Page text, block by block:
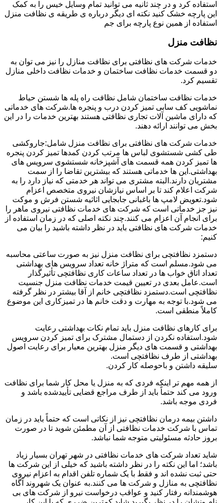
استفاده کرد و در چند ثانیه می توانید تمام وسایل خیس را به کمک
این پارچه خشک کنید نکته ای دیگر درباره ی طریقه ی نظافت منزل
استفاده از همین نوع پارچه برای جم
نظافت منزل
خدمات شرکت های نظافتی برای نظافت منازل را نیز می توان به
دو قسمت خدمات نظافت ساختمان و خدمات نظافت داخلی منازل
تقسیم کرد.
خدمات نظافت ساختمان شامل نظافت راه پله ها شستن حیاط
نماشویی کف سابی تمیز کردن درب و پنجره ها.شرکت های خدماتی
که دارای ماشین آلات تجاری نظافتی هستند بهترین خدمات را در این
بخش می توانند ارائه دهند.
خدمات شرکت های نظافتی برای نظافت منزل شامل:جاروکشی
طی کشی شستشوی لباس ها مرتب کردن کمدها تمیز کردن پنجره
ها تمیز کردن همه قسمت های آشپزخانه شستشوی سرویس های
بهداشتی.این ها خدماتی هستند که بیشترین تقاضا را از سمت
مشتریان دارند.البته مشتری می تواند هر خدمتی که نیاز دارد را به
شرکت اعلام کند تا بر اساس نیازشان نیروی متخصص اعزام
شود.تعویض لامپ ها باغبانی جابجایی اثاثیه شستن فرش و موکت
نیز جز خدماتی است که شرکت های خدمات نظافتی نیروی ماهر را
برای انجام آن اعزام می کنند.چند نکته اصلی که در زمان استفاده از
خدمات شرکت های نظافتی باید در نظر داشته باشید را بیان می
کنیم:
دستمزد نظافتچی برای نظافت منزل نیز به صورت ساعتی محاسبه
می شود.مسلم است که متراژ خانه تعداد سرویس های بهداشتی
تعداد اتاق خواب ها در تعداد ساعات کاری نظافتچی تأثیرگذار
است.عامل بعدی در تعیین قیمت خدمات نظافت منزل جنسیت
نظافتچی است.دستمزد نظافتچی خانم از آقا بیشتر در نظر گرفته
می شود.با توجه به مهارت و دقت خانم ها در تمیزکاری این موضوع
کاملاً منطقی است.
برای کارهای نظافت منزل باید تمام نکات بهداشتی رعایت
شود.استفاده نکردن از دستمال مشترک برای تمیز کردن سرویس
بهداشتی و قسمت های دیگر منزل بهترین معیار برای رعایت اصول
بهداشتی از طرف نظافتچی است.
سلیقه داشتن و باحوصله کار کردن.
از همه مهم تر اینکه فردی که به منزل یا محل کار شما برای نظافت
ورود می کند حتماً باید از طرف مراجع قضایی تأییدشده باشد و
فردی موجه باشد.
داشتن بیمه درمان نظافتچی نیز از نکاتی است که حتماً باید در زمان
تماس با شرکت خدمات نظافتی از آن مطمئن شوید تا در صورت
بروز حادثه مسئولیتی متوجه شما نباشد.
شاید تعداد شرکت های خدمات نظافتی در شهر تهران بسیار زیاد
باشد؛ اما این نکته را در نظر داشته باشید که خیلی از این شرکت ها
حتی ثبت نشده اند و فقط با یک شماره تلفن اقدام به اعزام نیروی
نظافتچی به منازل و شرکت ها می کنند.به عنوان یک شهروند آگاه
هوشمندانه رفتار کنید و عواقب درخواست نیرو از شرکت های بی